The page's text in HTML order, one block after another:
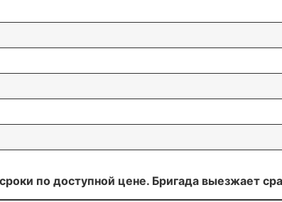
по доступной цене. Бригада выезжает